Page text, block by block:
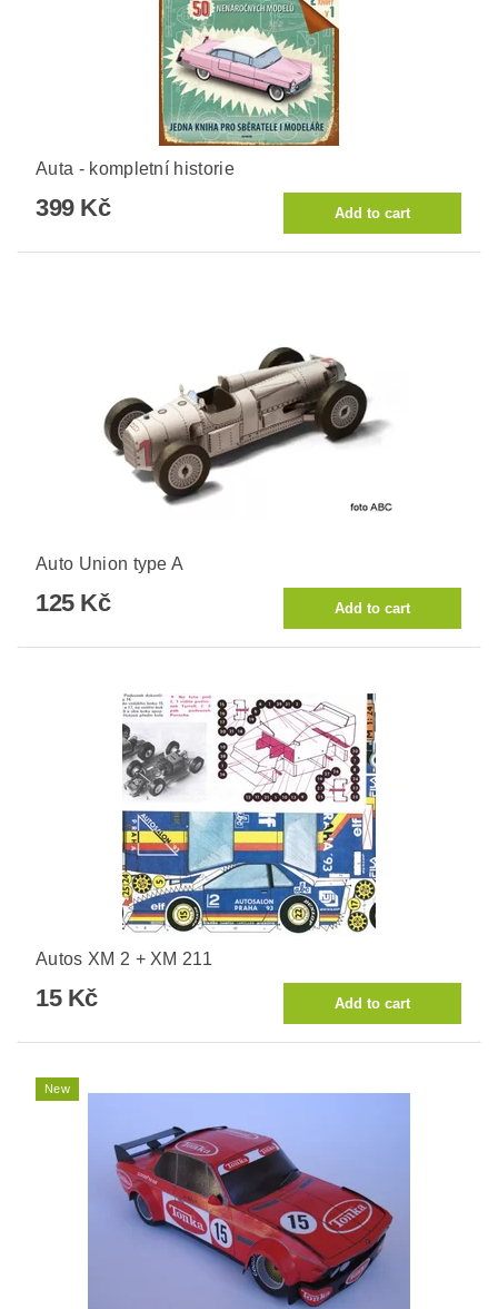
Auta - kompletní historie
399 Kč
Auto Union type A
125 Kč
Autos XM 2 + XM 211
15 Kč
New